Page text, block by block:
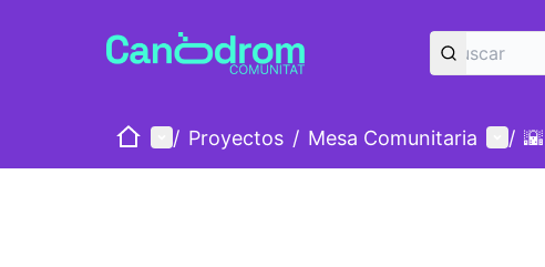
InicioMenú principal
/ Proyectos / Mesa Comunitaria Menú
/